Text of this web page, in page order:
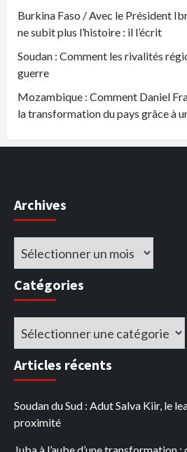
Burkina Faso / Avec le Président
ne subit plus l’histoire : il l’écrit
Soudan : Comment les rivalités
guerre
Mozambique : Comment Daniel
la transformation du pays grâce à
Archives
Archives
Catégories
Catégories
Articles récents
Soudan du Sud : Adut Salva Kiir, le
proximité